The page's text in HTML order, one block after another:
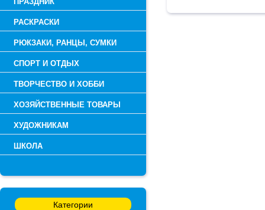
РАСКРАСКИ
РЮКЗАКИ, РАНЦЫ, СУМКИ
СПОРТ И ОТДЫХ
ТВОРЧЕСТВО И ХОББИ
ХОЗЯЙСТВЕННЫЕ ТОВАРЫ
ХУДОЖНИКАМ
ШКОЛА
Категории